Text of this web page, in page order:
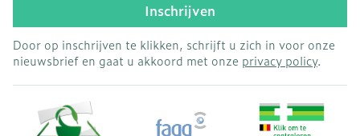
Inschrijven
Door op inschrijven te klikken, schrijft u zich in voor onze
nieuwsbrief en gaat u akkoord met onze privacy policy.